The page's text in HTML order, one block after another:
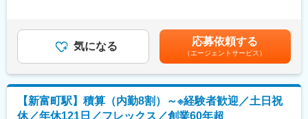
◇内勤のため、黙々と業務するイメージを持たれがちですが、実
際は社内コミュニケーションが活発に行われています。オフィス
ではラジオが掛かっておりBGMと共に作業できます◎
◇資格取得でスキルアップを目指される方には、有給取得や残業
時間を考慮するなど、臨機応変なサポート体制も整っています！
パートナー企業様からの見積もり徴収、価格交渉、工法・仕様の
コスト比較検討
◇設計・営業部門との連携
過去の実行予算データや資材価格のデータベース化・更新
◇原価管理サポート
賞与：年2回（4月／10月）■昇給：年1回賃金はあくまでも目安の
金額であり、選考を通じて上下する可能性があります。月給(月額)
は固定手当を含めた表記です。
気になる 応募依頼する
（エージェントサービス）
【新富町駅】積算（内勤8割）～※経験者歓迎／土日祝
休／年休121日／フレックス／創業60年超